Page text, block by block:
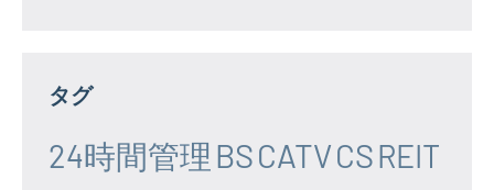
タグ
24時間管理 BSCATVCSREIT